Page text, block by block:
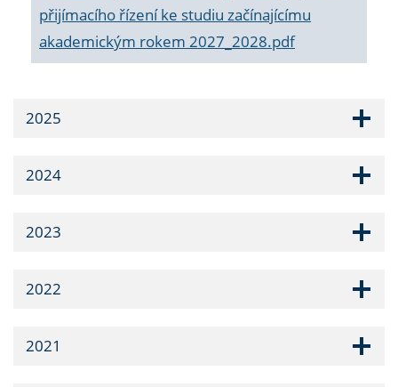
přijímacího řízení ke studiu začínajícímu
akademickým rokem 2027_2028.pdf
2025
2024
2023
2022
2021